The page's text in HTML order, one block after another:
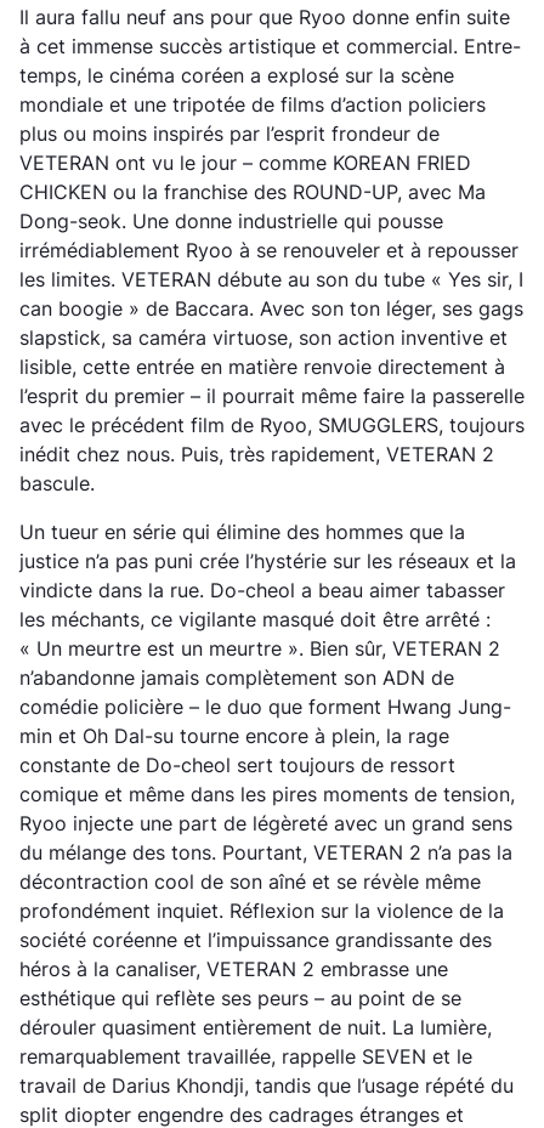
Il aura fallu neuf ans pour que Ryoo donne enfin suite
à cet immense succès artistique et commercial. Entre-
temps, le cinéma coréen a explosé sur la scène
mondiale et une tripotée de films d’action policiers
plus ou moins inspirés par l’esprit frondeur de
VETERAN ont vu le jour – comme KOREAN FRIED
CHICKEN ou la franchise des ROUND-UP, avec Ma
Dong-seok. Une donne industrielle qui pousse
irrémédiablement Ryoo à se renouveler et à repousser
les limites. VETERAN débute au son du tube « Yes sir, I
can boogie » de Baccara. Avec son ton léger, ses gags
slapstick, sa caméra virtuose, son action inventive et
lisible, cette entrée en matière renvoie directement à
l’esprit du premier – il pourrait même faire la passerelle
avec le précédent film de Ryoo, SMUGGLERS, toujours
inédit chez nous. Puis, très rapidement, VETERAN 2
bascule.
Un tueur en série qui élimine des hommes que la
justice n’a pas puni crée l’hystérie sur les réseaux et la
vindicte dans la rue. Do-cheol a beau aimer tabasser
les méchants, ce vigilante masqué doit être arrêté :
« Un meurtre est un meurtre ». Bien sûr, VETERAN 2
n’abandonne jamais complètement son ADN de
comédie policière – le duo que forment Hwang Jung-
min et Oh Dal-su tourne encore à plein, la rage
constante de Do-cheol sert toujours de ressort
comique et même dans les pires moments de tension,
Ryoo injecte une part de légèreté avec un grand sens
du mélange des tons. Pourtant, VETERAN 2 n’a pas la
décontraction cool de son aîné et se révèle même
profondément inquiet. Réflexion sur la violence de la
société coréenne et l’impuissance grandissante des
héros à la canaliser, VETERAN 2 embrasse une
esthétique qui reflète ses peurs – au point de se
dérouler quasiment entièrement de nuit. La lumière,
remarquablement travaillée, rappelle SEVEN et le
travail de Darius Khondji, tandis que l’usage répété du
split diopter engendre des cadrages étranges et